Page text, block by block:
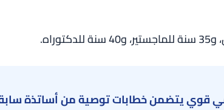
قوي يتضمن خطابات توصية من أساتذة